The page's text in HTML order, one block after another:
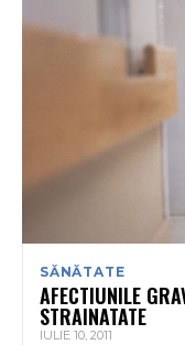
SĂNĂTATE
AFECTIUNILE
STRAINATATE
IULIE 10, 2011